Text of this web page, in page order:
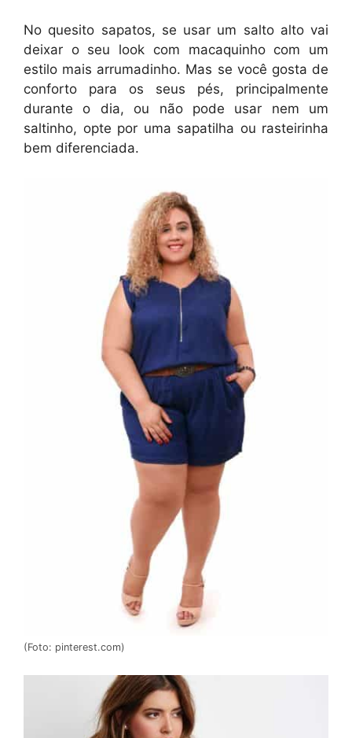
No quesito sapatos, se usar um salto alto vai
deixar o seu look com macaquinho com um
estilo mais arrumadinho. Mas se você gosta de
conforto para os seus pés, principalmente
durante o dia, ou não pode usar nem um
saltinho, opte por uma sapatilha ou rasteirinha
bem diferenciada.
(Foto: pinterest.com)